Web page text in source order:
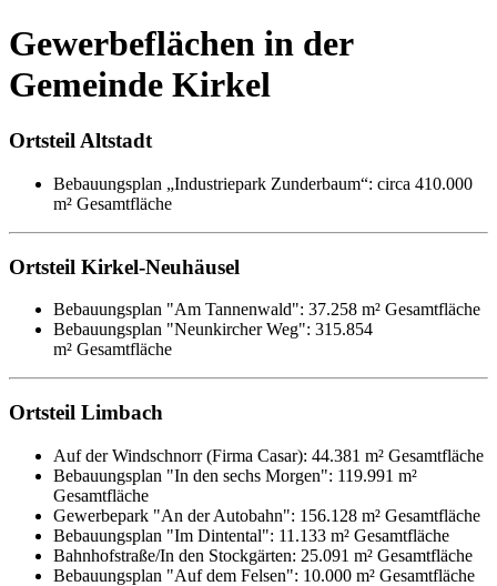
Gewerbeflächen in der
Gemeinde Kirkel
Ortsteil Altstadt
Bebauungsplan „Industriepark Zunderbaum“: circa 410.000
m² Gesamtfläche
Ortsteil Kirkel-Neuhäusel
Bebauungsplan "Am Tannenwald": 37.258 m² Gesamtfläche
Bebauungsplan "Neunkircher Weg": 315.854
m² Gesamtfläche
Ortsteil Limbach
Auf der Windschnorr (Firma Casar): 44.381 m² Gesamtfläche
Bebauungsplan "In den sechs Morgen": 119.991 m²
Gesamtfläche
Gewerbepark "An der Autobahn": 156.128 m² Gesamtfläche
Bebauungsplan "Im Dintental": 11.133 m² Gesamtfläche
Bahnhofstraße/In den Stockgärten: 25.091 m² Gesamtfläche
Bebauungsplan "Auf dem Felsen": 10.000 m² Gesamtfläche